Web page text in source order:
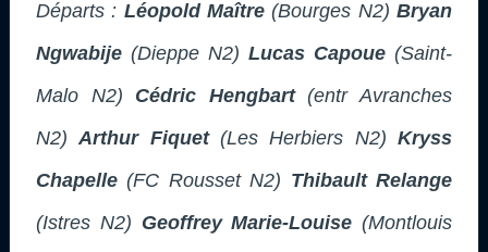
Départs : Léopold Maître (Bourges N2)Bryan
Ngwabije (Dieppe N2) Lucas Capoue (Saint-
Malo N2) Cédric Hengbart(entr Avranches
N2)Arthur Fiquet(Les Herbiers N2)Kryss
Chapelle (FC Rousset N2) Thibault Relange
(Istres N2) Geoffrey Marie-Louise (Montlouis